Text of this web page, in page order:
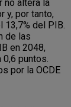
no altera la
y, por tanto,
del PIB.
de las
en 2048,
puntos.
por la OCDE